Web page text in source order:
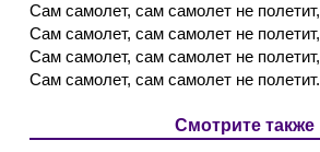
Сам самолет, сам самолет не полетит,
Сам самолет, сам самолет не полетит,
Сам самолет, сам самолет не полетит,
Сам самолет, сам самолет не полетит.
Смотрите также